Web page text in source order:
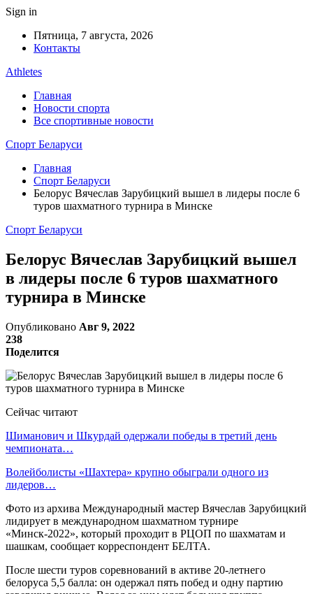
Sign in
Пятница, 7 августа, 2026
Контакты
Athletes
Главная
Новости спорта
Все спортивные новости
Спорт Беларуси
Главная
Спорт Беларуси
Белорус Вячеслав Зарубицкий вышел в лидеры после 6
туров шахматного турнира в Минске
Спорт Беларуси
Белорус Вячеслав Зарубицкий вышел
в лидеры после 6 туров шахматного
турнира в Минске
Опубликовано Авг 9, 2022
238
Поделится
Сейчас читают
Шиманович и Шкурдай одержали победы в третий день
чемпионата…
Волейболисты «Шахтера» крупно обыграли одного из
лидеров…
Фото из архива Международный мастер Вячеслав Зарубицкий
лидирует в международном шахматном турнире
«Минск-2022», который проходит в РЦОП по шахматам и
шашкам, сообщает корреспондент БЕЛТА.
После шести туров соревнований в активе 20-летнего
белоруса 5,5 балла: он одержал пять побед и одну партию